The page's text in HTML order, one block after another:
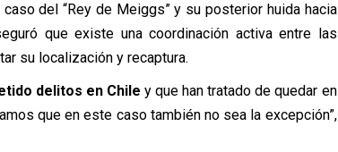
del “Rey de Meiggs” y su posterior huida hacia
que existe una coordinación activa entre las
su localización y recaptura.
delitos en Chile y que han tratado de quedar en
que en este caso también no sea la excepción”,